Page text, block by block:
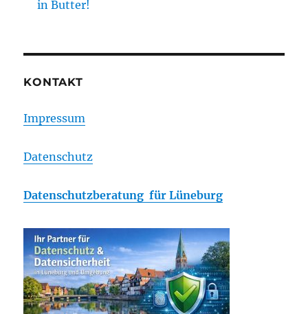
in Butter!
KONTAKT
Impressum
Datenschutz
Datenschutzberatung für Lüneburg